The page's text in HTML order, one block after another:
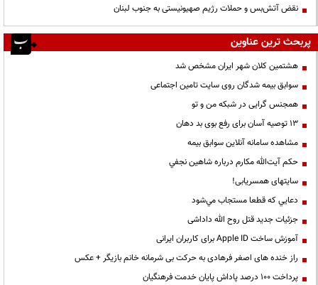
نقض آتش‌بس و حملات رژیم صهیونیستی به جنوب لبنان
پربحث ترین عناوین
هشتمین کلان شهر ایران مشخص شد
سوابق بیمه شدگان روی سایت تامین اجتماعی
همجنس گرایی در شبکه من و تو
13 توصیه آسان برای رفع بوی بد دهان
مشاهده سامانه آنلاين سوابق بیمه
حكم آيت‌الله مكارم درباره شاهين نجفي
سایتهای همسریابی!
دعايي كه قطعا مستجاب مي‌شود
جزئیات جدید قتل روح الله داداشی
آموزش ساخت Apple ID برای کاربران ایرانی
راز خنده های اصغر فرهادی به حرکت بی شرمانه خانم بازیگر + عکس
پرداخت ۱۰۰ درصد پاداش پایان خدمت فرهنگیان